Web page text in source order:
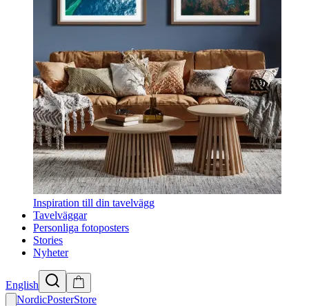
Inspiration till din tavelvägg
Tavelväggar
Personliga fotoposters
Stories
Nyheter
English
NordicPosterStore